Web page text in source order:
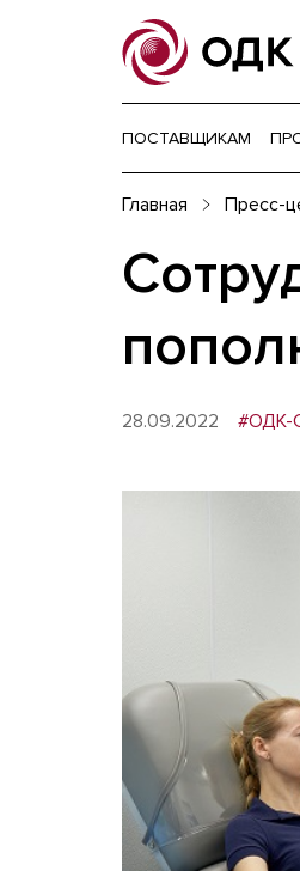
ПОСТАВЩИКАМ
Главная Пресс-
28.09.2022 #ОДК-